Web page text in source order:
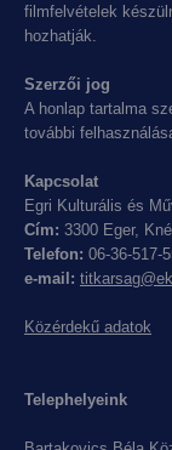
filmfelvételek
hozhatják.
Szerzői jog
A honlap tartalma
további
Kapcsolat
Egri Kulturális és
Cím: 3300 Eger,
Telefon: 06-36-517-
e-mail:
Közérdekű adatok
Telephelyeink